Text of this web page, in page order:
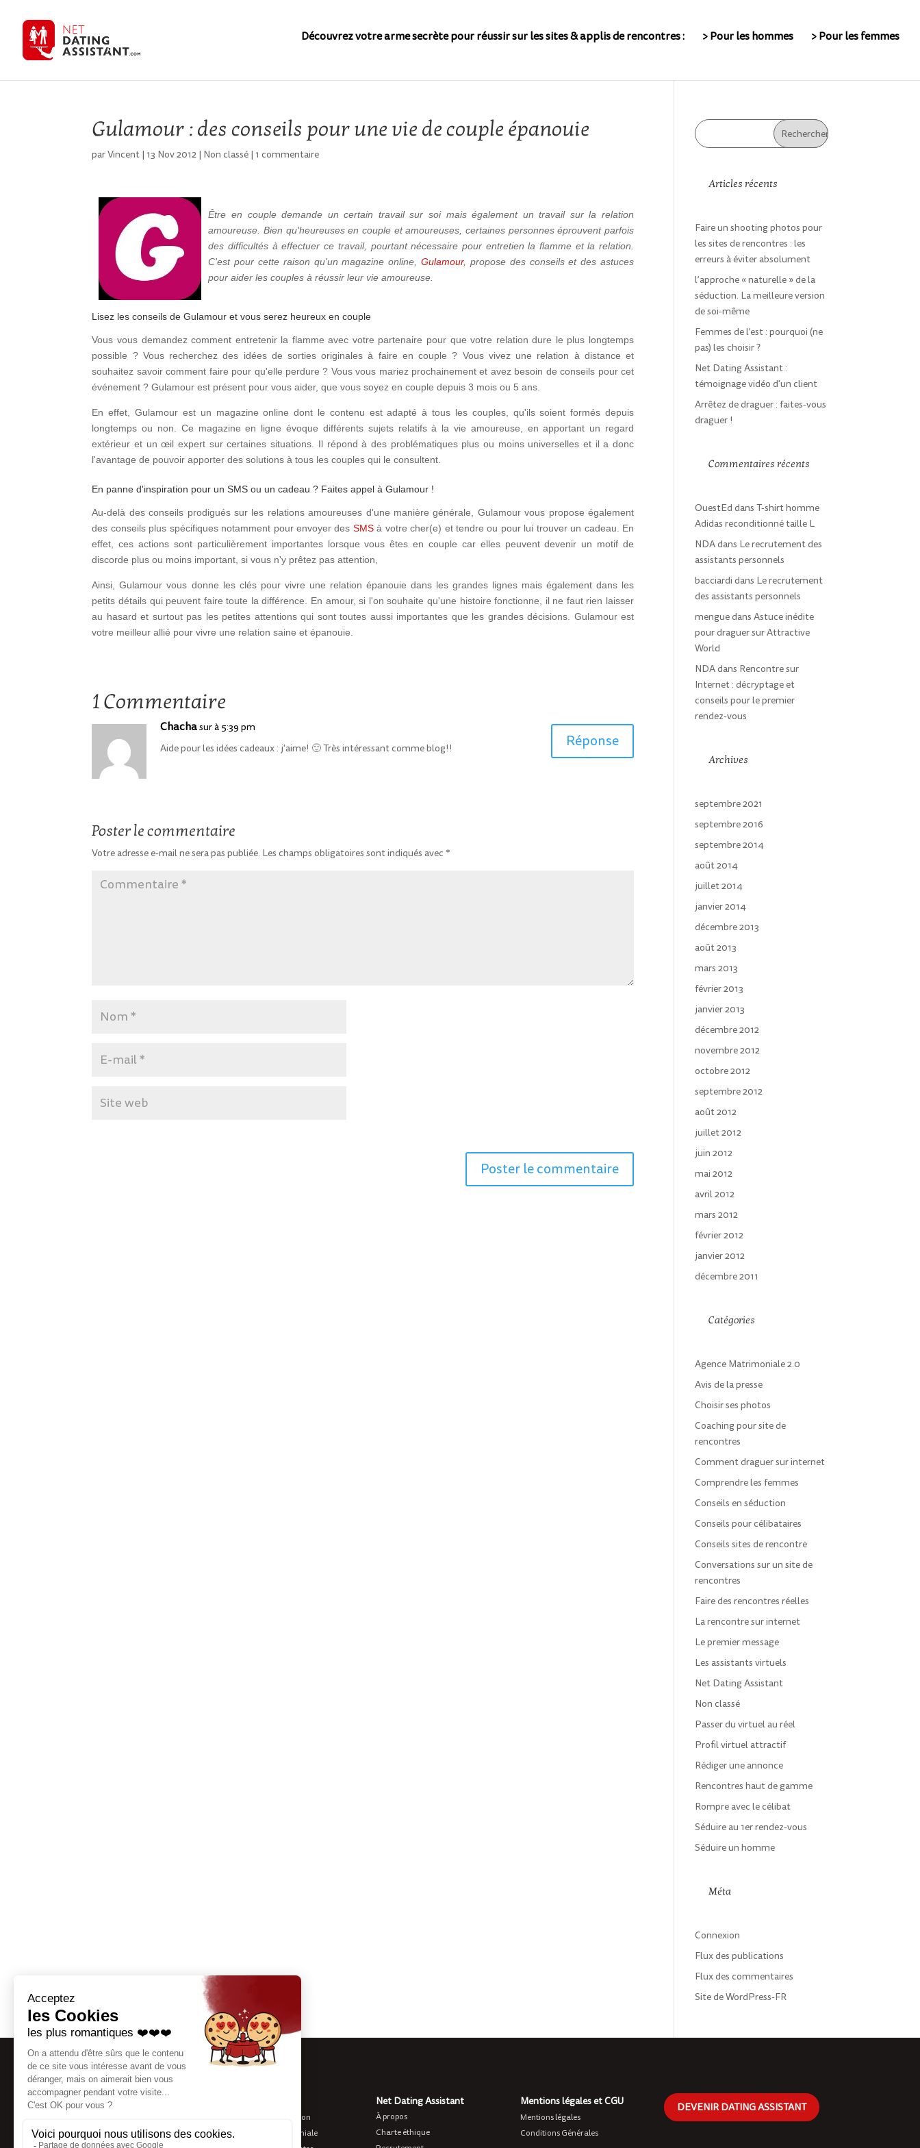
Découvrez votre arme secrète pour réussir sur les sites & applis de rencontres : > Pour les hommes > Pour les femmes
Gulamour : des conseils pour une vie de couple épanouie
parVincent |13 Nov 2012 | Non classé |1 commentaire
Être en couple demande un certain travail sur soi mais également un travail sur la relation
amoureuse. Bien qu'heureuses en couple et amoureuses, certaines personnes éprouvent parfois
des difficultés à effectuer ce travail, pourtant nécessaire pour entretien la flamme et la relation.
C'est pour cette raison qu'un magazine online,Gulamour, propose des conseils et des astuces
pour aider les couples à réussir leur vie amoureuse.
Lisez les conseils de Gulamour et vous serez heureux en couple
Vous vous demandez comment entretenir la flamme avec votre partenaire pour que votre relation dure le plus longtemps
possible ? Vous recherchez des idées de sorties originales à faire en couple ? Vous vivez une relation à distance et
souhaitez savoir comment faire pour qu'elle perdure ? Vous vous mariez prochainement et avez besoin de conseils pour cet
événement ? Gulamour est présent pour vous aider, que vous soyez en couple depuis 3 mois ou 5 ans.
En effet, Gulamour est un magazine online dont le contenu est adapté à tous les couples, qu'ils soient formés depuis
longtemps ou non. Ce magazine en ligne évoque différents sujets relatifs à la vie amoureuse, en apportant un regard
extérieur et un œil expert sur certaines situations. Il répond à des problématiques plus ou moins universelles et il a donc
l'avantage de pouvoir apporter des solutions à tous les couples qui le consultent.
En panne d'inspiration pour un SMS ou un cadeau ? Faites appel à Gulamour !
Au-delà des conseils prodigués sur les relations amoureuses d'une manière générale, Gulamour vous propose également
des conseils plus spécifiques notamment pour envoyer des SMSà votre cher(e) et tendre ou pour lui trouver un cadeau. En
effet, ces actions sont particulièrement importantes lorsque vous êtes en couple car elles peuvent devenir un motif de
discorde plus ou moins important, si vous n'y prêtez pas attention,
Ainsi, Gulamour vous donne les clés pour vivre une relation épanouie dans les grandes lignes mais également dans les
petits détails qui peuvent faire toute la différence. En amour, si l'on souhaite qu'une histoire fonctionne, il ne faut rien laisser
au hasard et surtout pas les petites attentions qui sont toutes aussi importantes que les grandes décisions. Gulamour est
votre meilleur allié pour vivre une relation saine et épanouie.
1 Commentaire
Chachasur à 5:39 pm
Aide pour les idées cadeaux : j'aime! 🙂 Très intéressant comme blog!!
Réponse
Poster le commentaire
Votre adresse e-mail ne sera pas publiée. Les champs obligatoires sont indiqués avec *
Articles récents
Faire un shooting photos pour
les sites de rencontres : les
erreurs à éviter absolument
l’approche « naturelle » de la
séduction. La meilleure version
de soi-même
Femmes de l’est : pourquoi (ne
pas) les choisir ?
Net Dating Assistant :
témoignage vidéo d'un client
Arrêtez de draguer : faites-vous
draguer !
Commentaires récents
OuestEd dansT-shirt homme
Adidas reconditionné taille L
NDAdans Le recrutement des
assistants personnels
bacciardi dans Le recrutement
des assistants personnels
menguedansAstuce inédite
pour draguer sur Attractive
World
NDAdans Rencontre sur
Internet : décryptage et
conseils pour le premier
rendez-vous
Archives
septembre 2021
septembre 2016
septembre 2014
août 2014
juillet 2014
janvier 2014
décembre 2013
août 2013
mars 2013
février 2013
janvier 2013
décembre 2012
novembre 2012
octobre 2012
septembre 2012
août 2012
juillet 2012
juin 2012
mai 2012
avril 2012
mars 2012
février 2012
janvier 2012
décembre 2011
Catégories
Agence Matrimoniale 2.0
Avis de la presse
Choisir ses photos
Coaching pour site de
rencontres
Comment draguer sur internet
Comprendre les femmes
Conseils en séduction
Conseils pour célibataires
Conseils sites de rencontre
Conversations sur un site de
rencontres
Faire des rencontres réelles
La rencontre sur internet
Le premier message
Les assistants virtuels
Net Dating Assistant
Non classé
Passer du virtuel au réel
Profil virtuel attractif
Rédiger une annonce
Rencontres haut de gamme
Rompre avec le célibat
Séduire au 1er rendez-vous
Séduire un homme
Méta
Connexion
Flux des publications
Flux des commentaires
Site de WordPress-FR
Coaching séduction
Agence matrimoniale
Net Dating Assistant
À propos
Charte éthique
Mentions légales et CGU
Mentions légales
Conditions Générales
DEVENIR DATING ASSISTANT